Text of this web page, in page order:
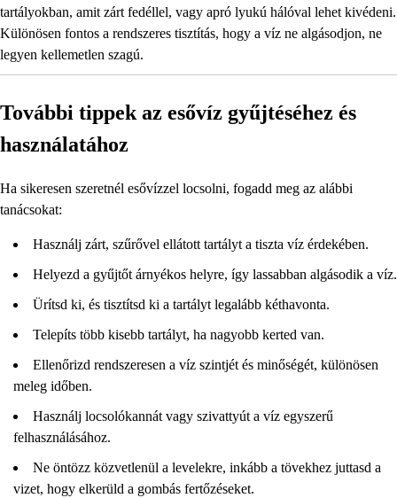
tartályokban, amit zárt fedéllel, vagy apró lyukú hálóval lehet kivédeni.
Különösen fontos a rendszeres tisztítás, hogy a víz ne algásodjon, ne
legyen kellemetlen szagú.
További tippek az esővíz gyűjtéséhez és
használatához
Ha sikeresen szeretnél esővízzel locsolni, fogadd meg az alábbi
tanácsokat:
Használj zárt, szűrővel ellátott tartályt a tiszta víz érdekében.
Helyezd a gyűjtőt árnyékos helyre, így lassabban algásodik a víz.
Ürítsd ki, és tisztítsd ki a tartályt legalább kéthavonta.
Telepíts több kisebb tartályt, ha nagyobb kerted van.
Ellenőrizd rendszeresen a víz szintjét és minőségét, különösen
meleg időben.
Használj locsolókannát vagy szivattyút a víz egyszerű
felhasználásához.
Ne öntözz közvetlenül a levelekre, inkább a tövekhez juttasd a
vizet, hogy elkerüld a gombás fertőzéseket.